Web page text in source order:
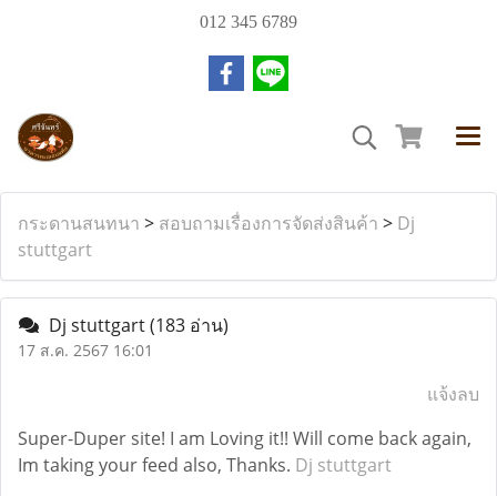
012 345 6789
กระดานสนทนา > สอบถามเรื่องการจัดส่งสินค้า > Dj
stuttgart
Dj stuttgart(183 อ่าน)
17 ส.ค. 2567 16:01
แจ้งลบ
Super-Duper site! I am Loving it!! Will come back again,
Im taking your feed also, Thanks. Dj stuttgart